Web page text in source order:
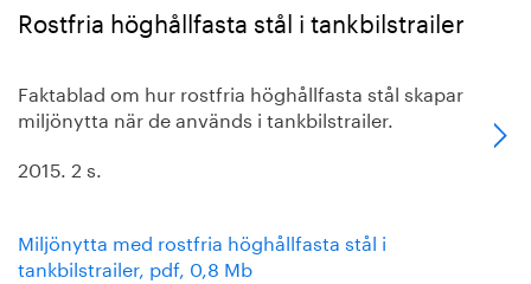
Rostfria höghållfasta stål i tankbilstrailer
Faktablad om hur rostfria höghållfasta stål skapar
miljönytta när de används i tankbilstrailer.
2015. 2 s.
Miljönytta med rostfria höghållfasta stål i
tankbilstrailer, pdf, 0,8 Mb